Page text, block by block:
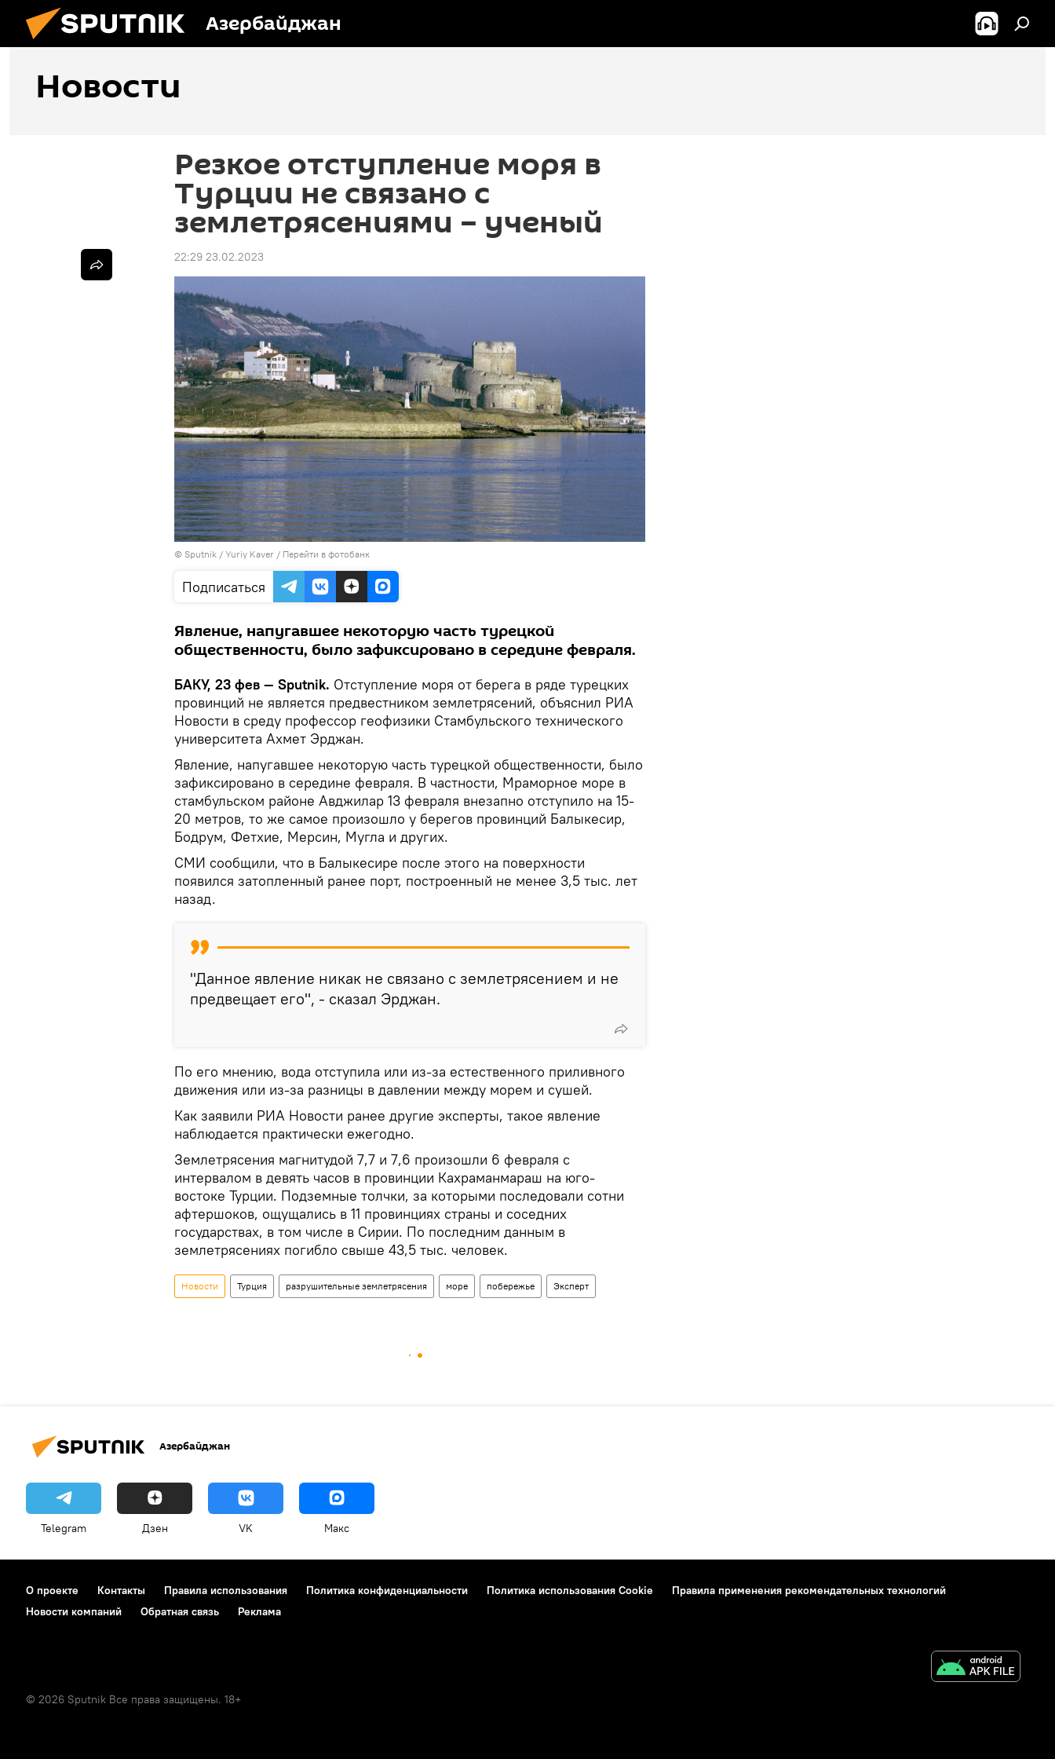
Азербайджан
Новости
Резкое отступление моря в
Турции не связано с
землетрясениями – ученый
22:29 23.02.2023
© Sputnik / Yuriy Kaver / Перейти в фотобанк
Подписаться
Явление, напугавшее некоторую часть турецкой
общественности, было зафиксировано в середине февраля.
БАКУ, 23 фев — Sputnik. Отступление моря от берега в ряде турецких
провинций не является предвестником землетрясений, объяснил РИА
Новости в среду профессор геофизики Стамбульского технического
университета Ахмет Эрджан.
Явление, напугавшее некоторую часть турецкой общественности, было
зафиксировано в середине февраля. В частности, Мраморное море в
стамбульском районе Авджилар 13 февраля внезапно отступило на 15-
20 метров, то же самое произошло у берегов провинций Балыкесир,
Бодрум, Фетхие, Мерсин, Мугла и других.
СМИ сообщили, что в Балыкесире после этого на поверхности
появился затопленный ранее порт, построенный не менее 3,5 тыс. лет
назад.
"Данное явление никак не связано с землетрясением и не
предвещает его", - сказал Эрджан.
По его мнению, вода отступила или из-за естественного приливного
движения или из-за разницы в давлении между морем и сушей.
Как заявили РИА Новости ранее другие эксперты, такое явление
наблюдается практически ежегодно.
Землетрясения магнитудой 7,7 и 7,6 произошли 6 февраля с
интервалом в девять часов в провинции Кахраманмараш на юго-
востоке Турции. Подземные толчки, за которыми последовали сотни
афтершоков, ощущались в 11 провинциях страны и соседних
государствах, в том числе в Сирии. По последним данным в
землетрясениях погибло свыше 43,5 тыс. человек.
Новости Турция разрушительные землетрясения море побережье Эксперт
Азербайджан
Telegram Дзен VK Макс
О проекте Контакты Правила использования Политика конфиденциальности Политика использования Cookie
Правила применения рекомендательных технологий
Новости компаний
Обратная связь Реклама
© 2026 Sputnik Все права защищены. 18+